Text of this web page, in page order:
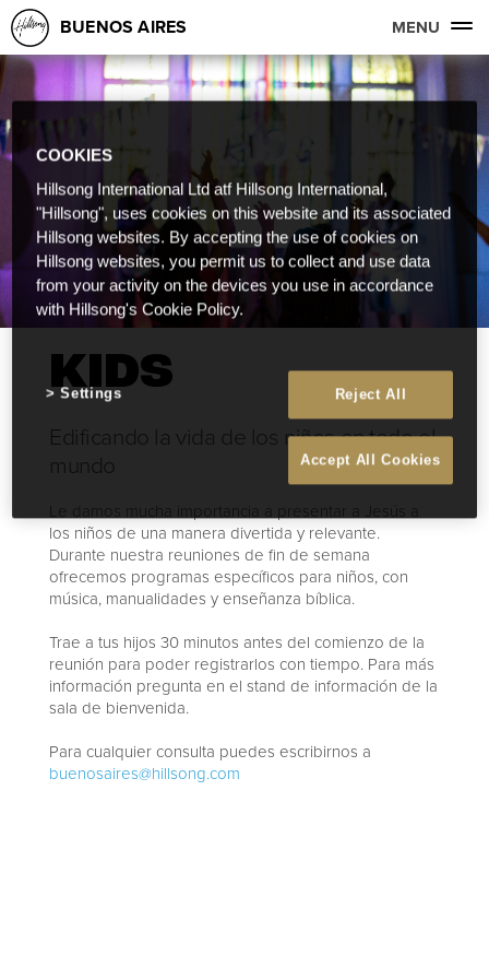
BUENOS AIRES MENU
KIDS
Edificando la vida de los niños en todo el
mundo
Le damos mucha importancia a presentar a Jesús a
los niños de una manera divertida y relevante.
Durante nuestra reuniones de fin de semana
ofrecemos programas específicos para niños, con
música, manualidades y enseñanza bíblica.
Trae a tus hijos 30 minutos antes del comienzo de la
reunión para poder registrarlos con tiempo. Para más
información pregunta en el stand de información de la
sala de bienvenida.
Para cualquier consulta puedes escribirnos a
buenosaires@hillsong.com
COOKIES
Hillsong International Ltd atf Hillsong International,
"Hillsong", uses cookies on this website and its associated
Hillsong websites. By accepting the use of cookies on
Hillsong websites, you permit us to collect and use data
from your activity on the devices you use in accordance
with Hillsong's Cookie Policy.
Reject All
Accept All Cookies
Settings